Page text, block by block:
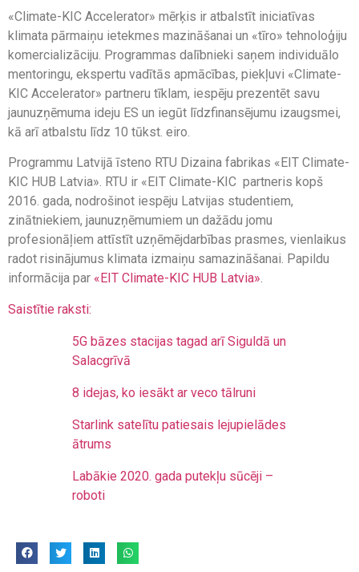
«Climate-KIC Accelerator» mērķis ir atbalstīt iniciatīvas
klimata pārmaiņu ietekmes mazināšanai un «tīro» tehnoloģiju
komercializāciju. Programmas dalībnieki saņem individuālo
mentoringu, ekspertu vadītās apmācības, piekļuvi «Climate-
KIC Accelerator» partneru tīklam, iespēju prezentēt savu
jaunuzņēmuma ideju ES un iegūt līdzfinansējumu izaugsmei,
kā arī atbalstu līdz 10 tūkst. eiro.
Programmu Latvijā īsteno RTU Dizaina fabrikas «EIT Climate-
KIC HUB Latvia». RTU ir «EIT Climate-KIC partneris kopš
2016. gada, nodrošinot iespēju Latvijas studentiem,
zinātniekiem, jaunuzņēmumiem un dažādu jomu
profesionāļiem attīstīt uzņēmējdarbības prasmes, vienlaikus
radot risinājumus klimata izmaiņu samazināšanai. Papildu
informācija par «EIT Climate-KIC HUB Latvia».
Saistītie raksti:
5G bāzes stacijas tagad arī Siguldā un
Salacgrīvā
8 idejas, ko iesākt ar veco tālruni
Starlink satelītu patiesais lejupielādes
ātrums
Labākie 2020. gada putekļu sūcēji –
roboti